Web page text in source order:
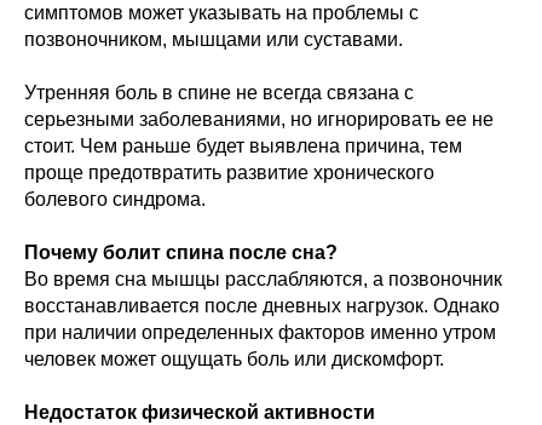
симптомов может указывать на проблемы с
позвоночником, мышцами или суставами.
Утренняя боль в спине не всегда связана с
серьезными заболеваниями, но игнорировать ее не
стоит. Чем раньше будет выявлена причина, тем
проще предотвратить развитие хронического
болевого синдрома.
Почему болит спина после сна?
Во время сна мышцы расслабляются, а позвоночник
восстанавливается после дневных нагрузок. Однако
при наличии определенных факторов именно утром
человек может ощущать боль или дискомфорт.
Недостаток физической активности